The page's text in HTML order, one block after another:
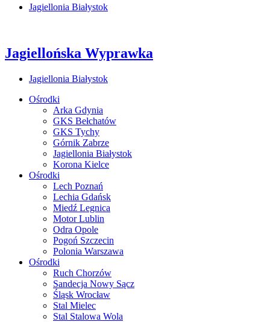
Jagiellonia Białystok
Jagiellońska Wyprawka
Jagiellonia Białystok
Ośrodki
Arka Gdynia
GKS Bełchatów
GKS Tychy
Górnik Zabrze
Jagiellonia Białystok
Korona Kielce
Ośrodki
Lech Poznań
Lechia Gdańsk
Miedź Legnica
Motor Lublin
Odra Opole
Pogoń Szczecin
Polonia Warszawa
Ośrodki
Ruch Chorzów
Sandecja Nowy Sącz
Śląsk Wrocław
Stal Mielec
Stal Stalowa Wola